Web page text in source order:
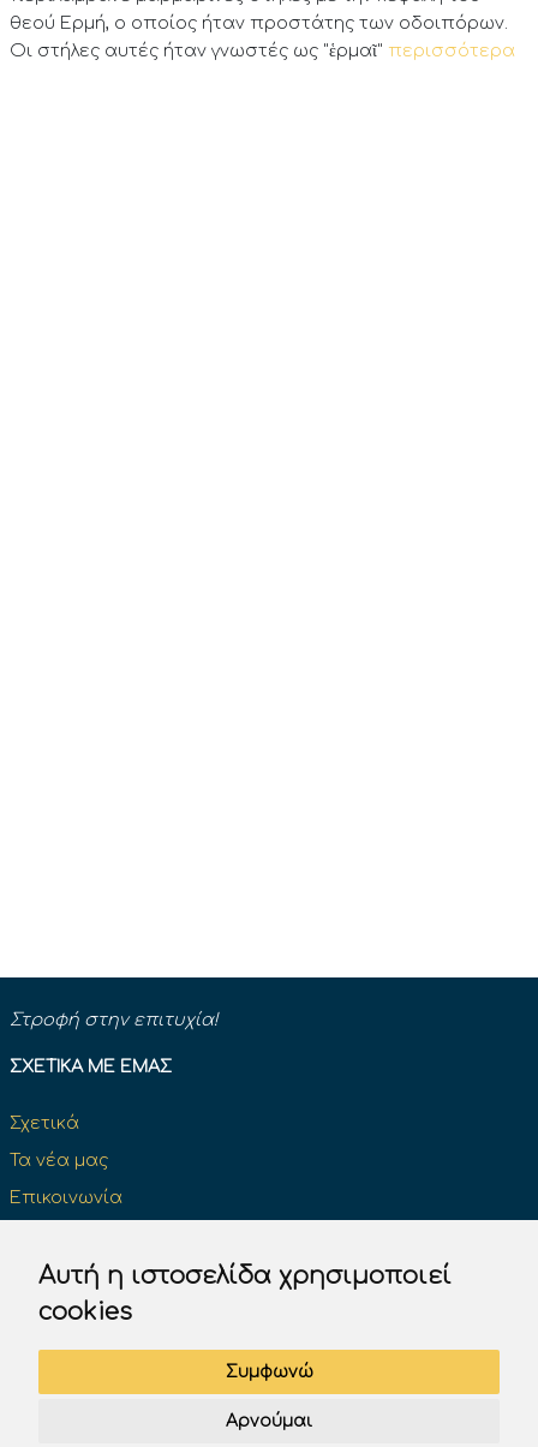
Αυτή η ιστοσελίδα χρησιμοποιεί
cookies
Συμφωνώ
Αρνούμαι
θεού Ερμή, ο οποίος ήταν προστάτης των οδοιπόρων.
Οι στήλες αυτές ήταν γνωστές ως "ἑρμαῖ" περισσότερα
Στροφή στην επιτυχία!
ΣΧΕΤΙΚΆ ΜΕ ΕΜΆΣ
Σχετικά
Τα νέα μας
Επικοινωνία
Επίσημα βιβλία του Κ.Ο.Κ
Πινακίδες σήμανσης του Κ.Ο.Κ.